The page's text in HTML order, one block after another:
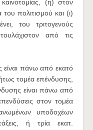
(η) στον
πολιτισμού και (ι)
του τριτογενούς
από τις
είναι πάνω από εκατό
τομέα επένδυσης,
είναι πάνω από
στον τομέα
υποδοχέων
ή τρία εκατ.